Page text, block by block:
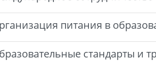
питания в
стандарты и